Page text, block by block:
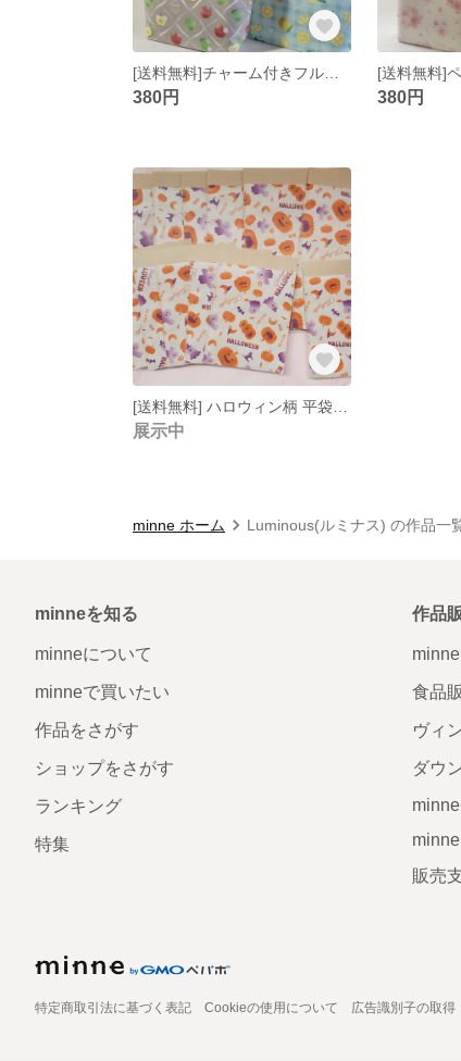
380円 380円
展示中
minne ホーム Luminous(ルミナス) の作品一
minneを知る
minneについて
minneで買いたい
作品をさがす
ショップをさがす
ランキング
特集
作品
食品
ヴィ
ダウ
販売
特定商取引法に基づく表記 Cookieの使用について 広告識別子の取得